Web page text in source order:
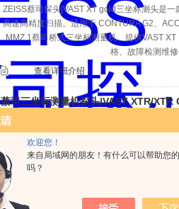
欢迎您！
来自局域网的朋友！有什么可以帮助您的
吗？
ZEISS蔡司探头|VAST XT gold‌三坐标测头是
高速高精度扫描。适用于 CONTURA G2、
MMZ 1蔡司桥式三坐标测量机。提供VAST
格、故障检测维修
查看详细介绍
蔡司三坐标测量机探头|VAST XTR/XTR
ZEISS蔡司三坐标测量机探头|VAST XTR/
Teledyne / Xentaur XTR-100。应用在
PRISMO三坐标测量仪上，提供型号、货号
查看详细介绍
heidenhain海德汉测头|TS760红外线扫